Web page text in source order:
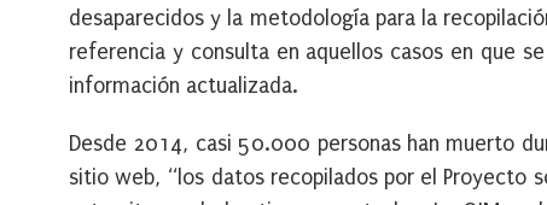
desaparecidos y la metodología para la
referencia y consulta en aquellos casos en que
información actualizada.
Desde 2014, casi 50.000 personas han muerto
sitio web, “los datos recopilados por el Proyecto